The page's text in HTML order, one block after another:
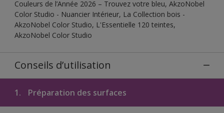
Couleurs de l’Année 2026 – Trouvez votre bleu, AkzoNobel
Color Studio - Nuancier Intérieur, La Collection bois -
AkzoNobel Color Studio, L'Essentielle 120 teintes,
AkzoNobel Color Studio
Conseils d’utilisation
1. Préparation des surfaces